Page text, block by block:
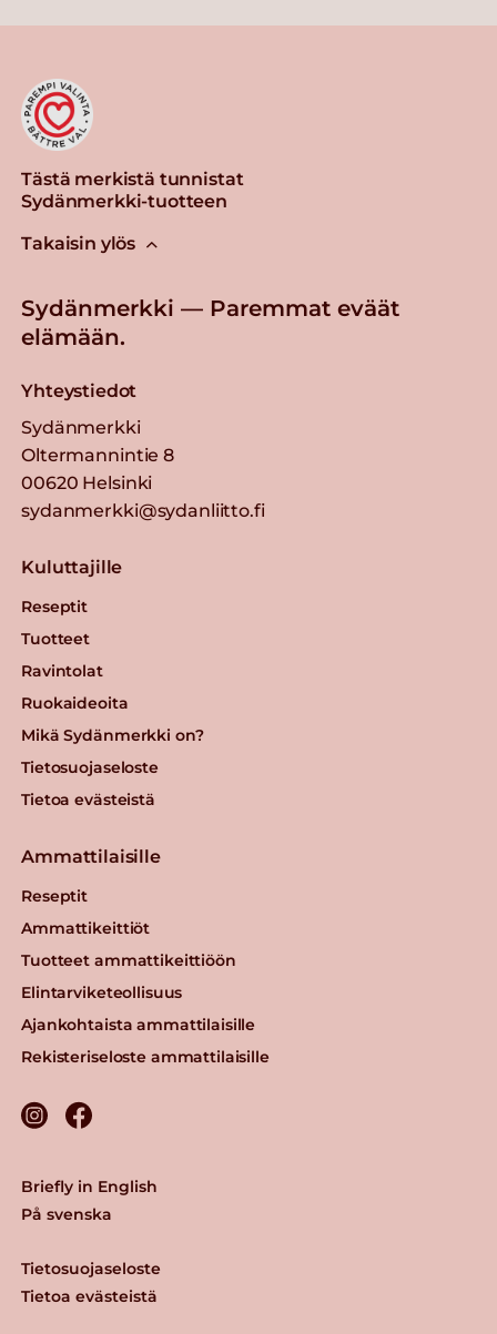
Tästä merkistä tunnistat
Sydänmerkki-tuotteen
Takaisin ylös
Sydänmerkki — Paremmat eväät
elämään.
Yhteystiedot
Sydänmerkki
Oltermannintie 8
00620 Helsinki
sydanmerkki@sydanliitto.fi
Kuluttajille
Reseptit
Tuotteet
Ravintolat
Ruokaideoita
Mikä Sydänmerkki on?
Tietosuojaseloste
Tietoa evästeistä
Ammattilaisille
Reseptit
Ammattikeittiöt
Tuotteet ammattikeittiöön
Elintarviketeollisuus
Ajankohtaista ammattilaisille
Rekisteriseloste ammattilaisille
Tietosuojaseloste
Tietoa evästeistä
Briefly in English
På svenska